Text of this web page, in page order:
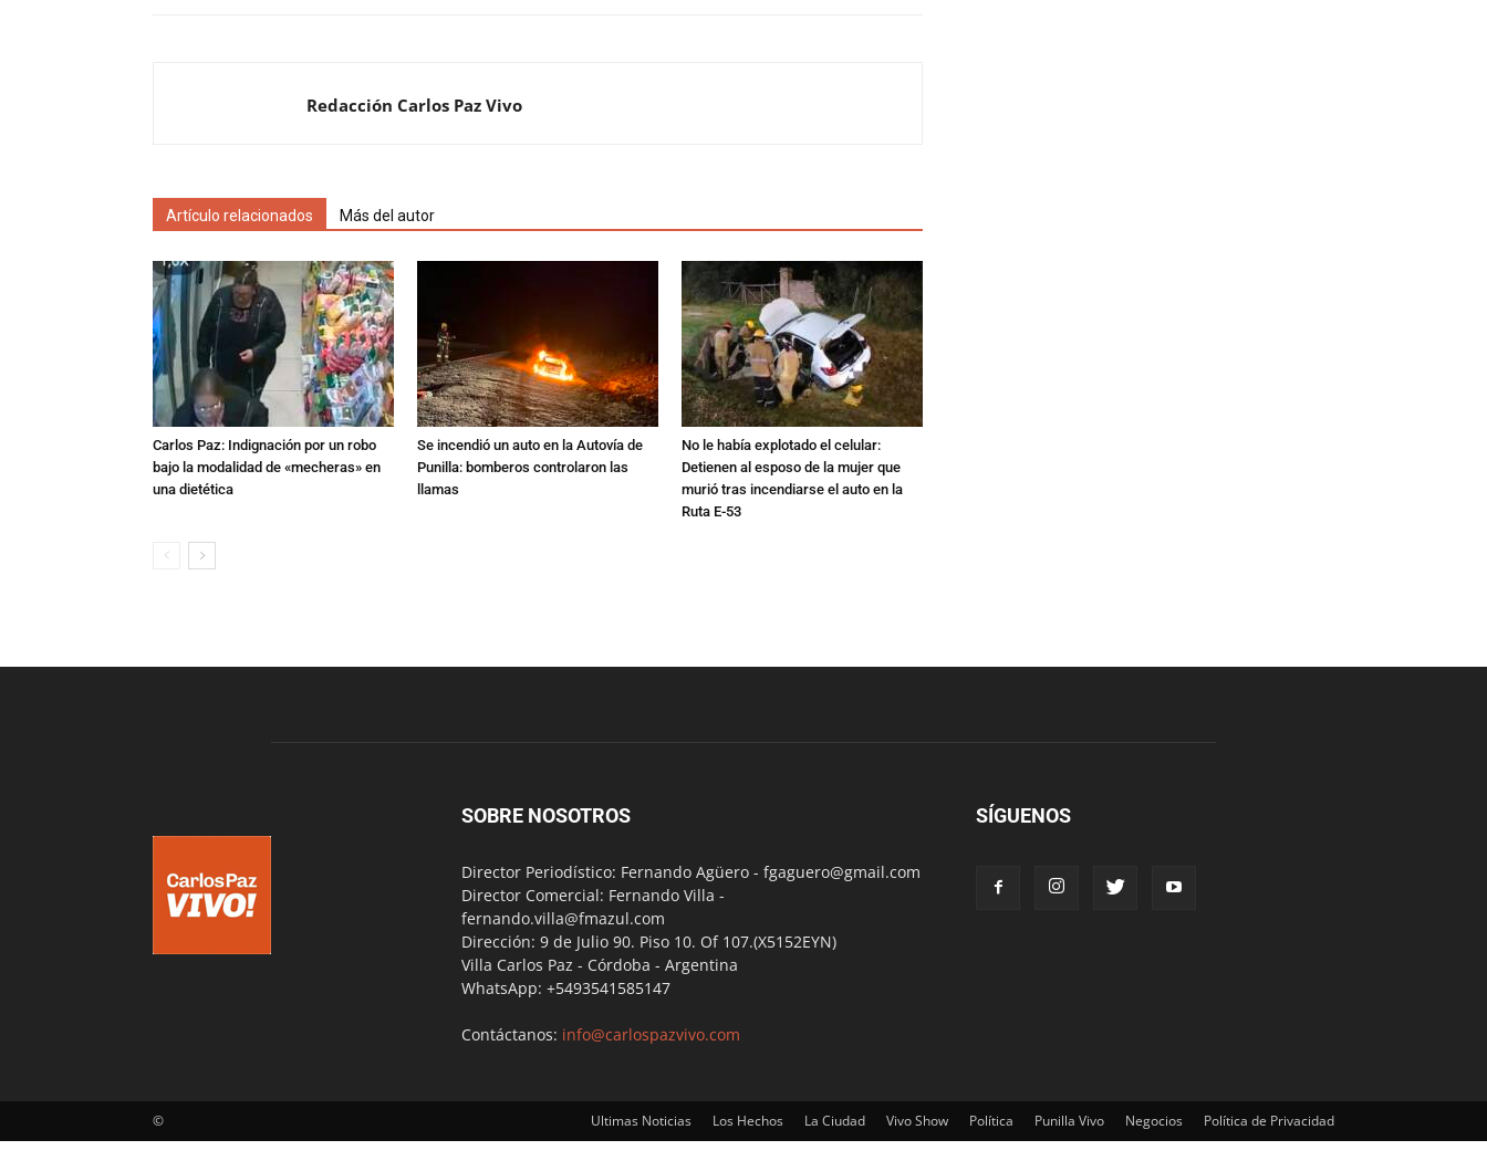
Redacción Carlos Paz Vivo
Artículo relacionados Más del autor
Carlos Paz: Indignación por un robo
bajo la modalidad de «mecheras» en
una dietética
Se incendió un auto en la Autovía de
Punilla: bomberos controlaron las
llamas
No le había explotado el celular:
Detienen al esposo de la mujer que
murió tras incendiarse el auto en la
Ruta E-53
SOBRE NOSOTROS
Director Periodístico: Fernando Agüero - fgaguero@gmail.com
Director Comercial: Fernando Villa -
fernando.villa@fmazul.com
Dirección: 9 de Julio 90. Piso 10. Of 107.(X5152EYN)
Villa Carlos Paz - Córdoba - Argentina
WhatsApp: +5493541585147
Contáctanos: info@carlospazvivo.com
SÍGUENOS
Ultimas Noticias Los Hechos La Ciudad Vivo Show Política Punilla Vivo Negocios Política de Privacidad
©